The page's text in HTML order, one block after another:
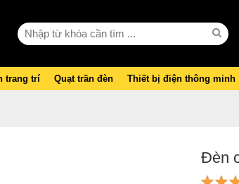
trang trí Quạt trần đèn Thiết bị điện thông minh
Đèn